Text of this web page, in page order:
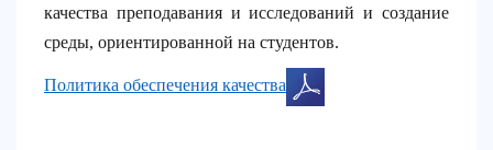
качества преподавания и исследований и создание
среды, ориентированной на студентов.
Политика обеспечения качества